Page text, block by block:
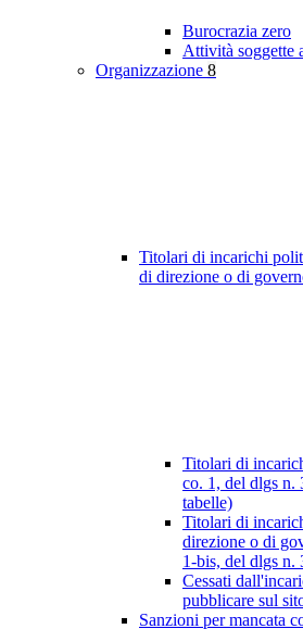
Burocrazia zero
Attività soggette
Organizzazione 8
Titolari di incarichi
di direzione o di
Titolari di
co. 1, del dlgs n.
tabelle)
Titolari di
direzione o di
1-bis, del dlgs n.
Cessati
pubblicare sul
Sanzioni per mancata